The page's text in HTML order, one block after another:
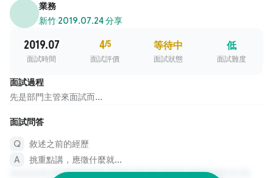
業務
新竹·2019.07.24 分享
2019.07
面試時間
4/5
面試評價
等待中
面試狀態
低
面試難度
面試過程
先是部門主管來面試而...
面試問答
敘述之前的經歷
挑重點講，應徵什麼就...